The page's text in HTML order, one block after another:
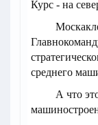
Курс - на
среднего
А что это